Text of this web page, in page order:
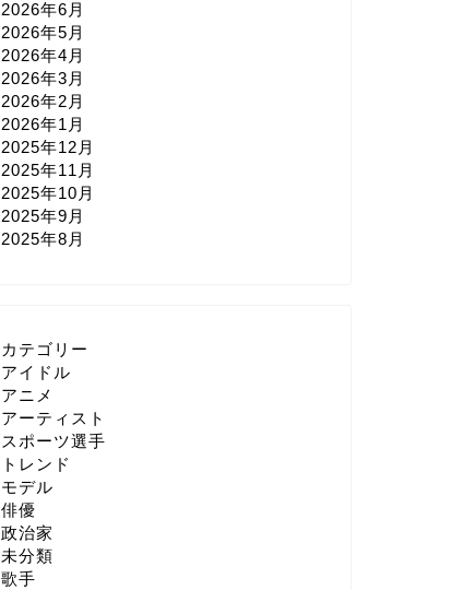
2026年6月
2026年5月
2026年4月
2026年3月
2026年2月
2026年1月
2025年12月
2025年11月
2025年10月
2025年9月
2025年8月
カテゴリー
アイドル
アニメ
アーティスト
スポーツ選手
トレンド
モデル
俳優
政治家
未分類
歌手